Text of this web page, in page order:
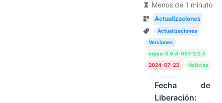
Menos de 1 minuto
Actualizaciones
Actualizaciones
Versiones
erpya-3.9.4-001-2.0.5
2024-07-23
Noticias
Fecha de
Liberación: